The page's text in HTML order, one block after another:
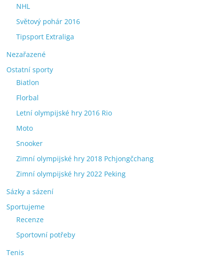
NHL
Světový pohár 2016
Tipsport Extraliga
Nezařazené
Ostatní sporty
Biatlon
Florbal
Letní olympijské hry 2016 Rio
Moto
Snooker
Zimní olympijské hry 2018 Pchjongčchang
Zimní olympijské hry 2022 Peking
Sázky a sázení
Sportujeme
Recenze
Sportovní potřeby
Tenis